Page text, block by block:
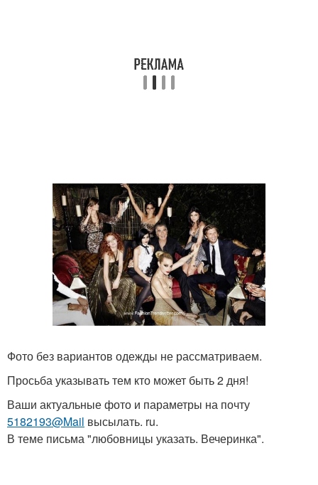
Фото без вариантов одежды не рассматриваем.
Просьба указывать тем кто может быть 2 дня!
Ваши актуальные фото и параметры на почту
5182193@Mail высылать. ru.
В теме письма "любовницы указать. Вечеринка".